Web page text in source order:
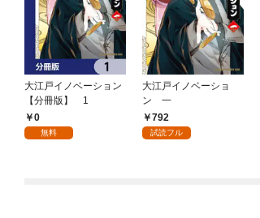
大江戸イノベーション
【分冊版】 1
0
無料
大江戸イノベーショ
ン 一
792
試読フル